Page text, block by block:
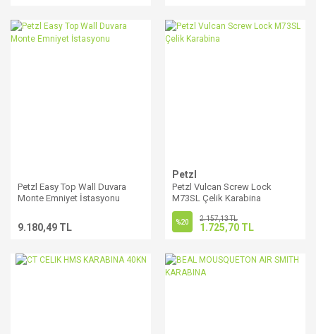
Petzl Easy Top Wall Duvara
Monte Emniyet İstasyonu
9.180,49 TL
Petzl
Petzl Vulcan Screw Lock
M73SL Çelik Karabina
%20 2.157,13 TL
1.725,70 TL